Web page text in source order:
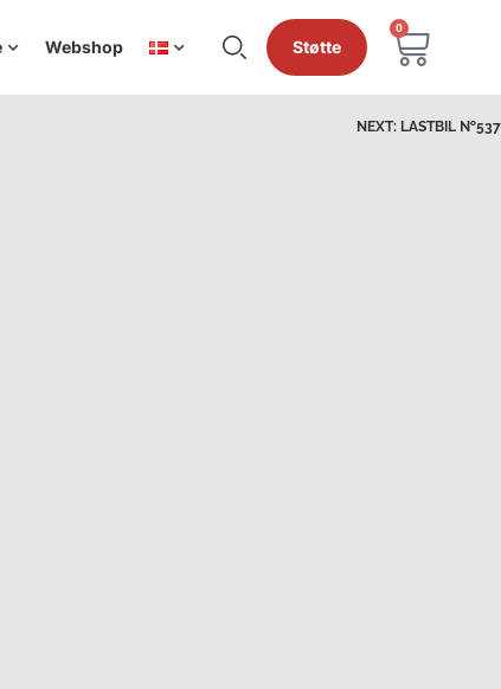
Webshop Støtte
0
NEXT: LASTBIL №537